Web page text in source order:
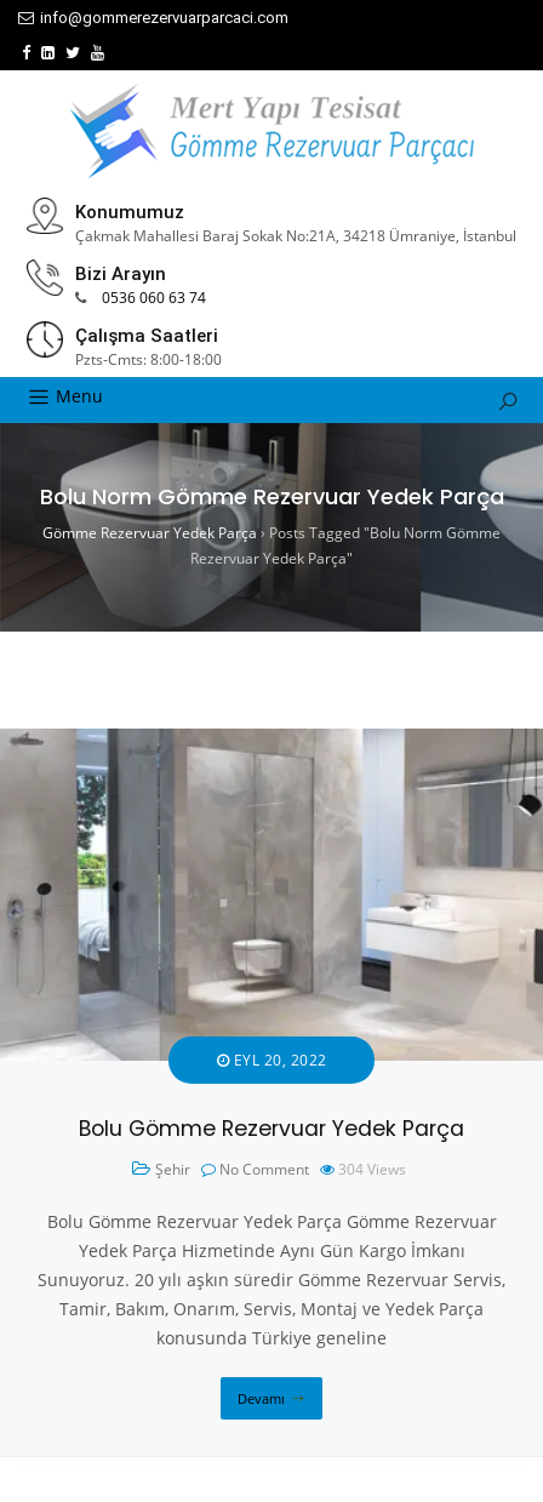
info@gommerezervuarparcaci.com
Konumumuz
Çakmak Mahallesi Baraj Sokak No:21A, 34218 Ümraniye, İstanbul
Bizi Arayın
0536 060 63 74
Çalışma Saatleri
Pzts-Cmts: 8:00-18:00
Menu
Bolu Norm Gömme Rezervuar Yedek Parça
Gömme Rezervuar Yedek Parça› Posts Tagged "Bolu Norm Gömme
Rezervuar Yedek Parça"
EYL 20, 2022
Bolu Gömme Rezervuar Yedek Parça
Şehir No Comment 304Views
Bolu Gömme Rezervuar Yedek Parça Gömme Rezervuar
Yedek Parça Hizmetinde Aynı Gün Kargo İmkanı
Sunuyoruz. 20 yılı aşkın süredir Gömme Rezervuar Servis,
Tamir, Bakım, Onarım, Servis, Montaj ve Yedek Parça
konusunda Türkiye geneline
Devamı